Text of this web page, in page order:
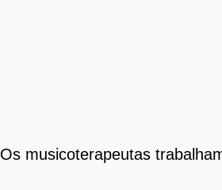
Os musicoterapeutas